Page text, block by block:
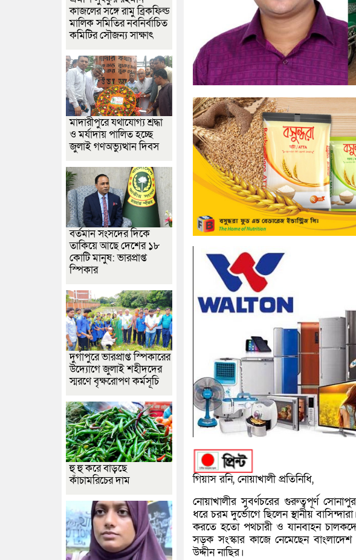
গিয়াস রনি, নোয়াখালী প্রতিনিধি,
নোয়াখালীর সুবর্ণচরের গুরুত্বপূর্ণ
ধরে চরম দুর্ভোগে ছিলেন স্থানীয়
করতে হতো পথচারী ও যানবাহন
সড়ক সংস্কার কাজে নেমেছেন বাংলাদেশ
উদ্দীন নাছির।
কাজলের সঙ্গে রামু ব্রিকফিল্ড
মালিক সমিতির নবনির্বাচিত
কমিটির সৌজন্য সাক্ষাৎ
মাদারীপুরে যথাযোগ্য শ্রদ্ধা
ও মর্যাদায় পালিত হচ্ছে
জুলাই গণঅভ্যুত্থান দিবস
বর্তমান সংসদের দিকে
তাকিয়ে আছে দেশের ১৮
কোটি মানুষ: ভারপ্রাপ্ত
স্পিকার
দুর্গাপুরে ভারপ্রাপ্ত স্পিকারের
উদ্যোগে জুলাই শহীদদের
স্মরণে বৃক্ষরোপণ কর্মসূচি
হু হু করে বাড়ছে
কাঁচামরিচের দাম